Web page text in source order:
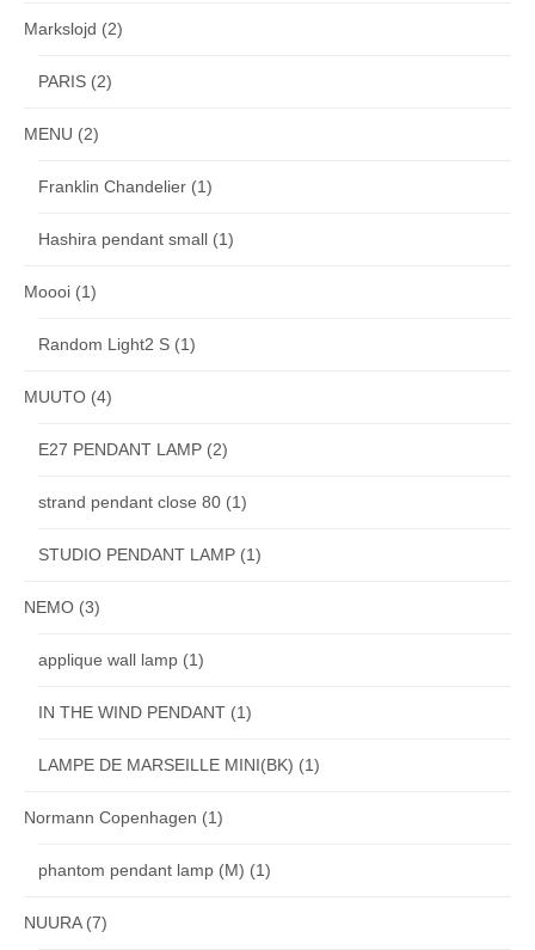
Markslojd (2)
PARIS (2)
MENU (2)
Franklin Chandelier (1)
Hashira pendant small (1)
Moooi (1)
Random Light2 S (1)
MUUTO (4)
E27 PENDANT LAMP (2)
strand pendant close 80 (1)
STUDIO PENDANT LAMP (1)
NEMO (3)
applique wall lamp (1)
IN THE WIND PENDANT (1)
LAMPE DE MARSEILLE MINI(BK) (1)
Normann Copenhagen (1)
phantom pendant lamp (M) (1)
NUURA(7)